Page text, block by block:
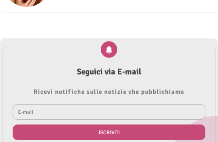
Seguici via E-mail
Ricevi notifiche sulle notizie che pubblichiamo